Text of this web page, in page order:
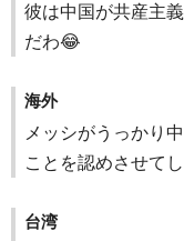
彼は中国が共産主
だわ😂
海外
メッシがうっかり
ことを認めさせてし
台湾